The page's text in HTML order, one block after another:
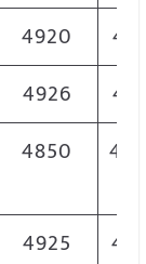
4920
4926
4850
4925